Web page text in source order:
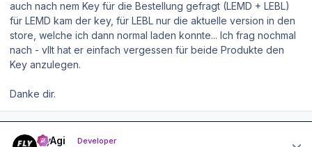
auch nach nem Key für die Bestellung gefragt (LEMD + LEBL)
für LEMD kam der key, für LEBL nur die aktuelle version in den
store, welche ich dann normal laden konnte... Ich frag nochmal
nach - vllt hat er einfach vergessen für beide Produkte den
Key anzulegen.
Danke dir.
FlyAgi Developer